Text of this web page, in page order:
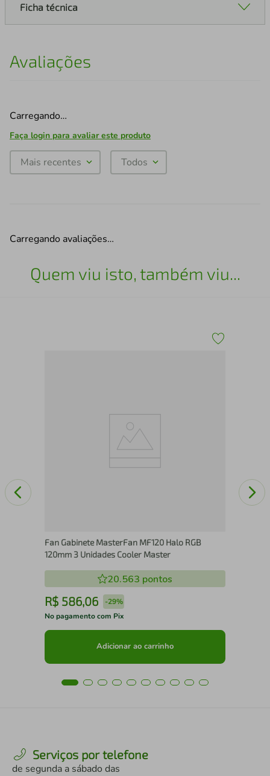
Ficha técnica
Avaliações
Carregando…
Faça login para avaliar este produto
Mais recentes Todos
Carregando avaliações…
Quem viu isto, também viu...
Fan Gabinete MasterFan MF120 Halo RGB
120mm 3 Unidades Cooler Master
20.563 pontos
R$ 586,06 -29%
No pagamento com Pix
Adicionar ao carrinho
Serviços por telefone
de segunda a sábado das